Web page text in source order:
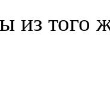
из того